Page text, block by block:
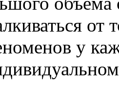
у